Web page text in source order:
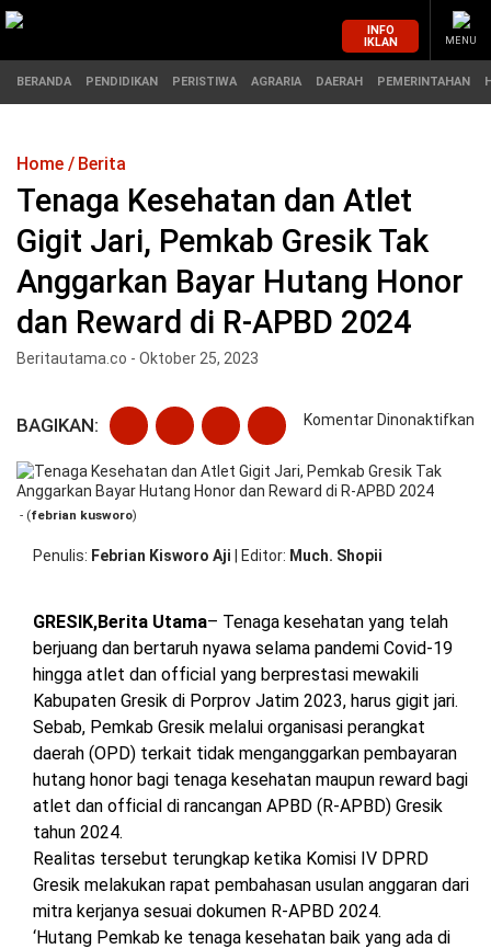
MASUK
BERANDA
PERISTIWA
OPINI
PENDIDIKAN
HUKUM
HIBURAN
REDAKSI
TENTANG
KAMI
KERJASAMA
PEDOMAN
MEDIA
CYBER
INFO
IKLAN
MENU
BERANDA PENDIDIKAN PERISTIWA AGRARIA DAERAH PEMERINTAHAN
Home Berita
Tenaga Kesehatan dan Atlet
Gigit Jari, Pemkab Gresik Tak
Anggarkan Bayar Hutang Honor
dan Reward di R-APBD 2024
Beritautama.co - Oktober 25, 2023
BAGIKAN: Komentar Dinonaktifkan
- (febrian kusworo)
Penulis Febrian Kisworo Aji Editor Much. Shopii
GRESIK,Berita Utama– Tenaga kesehatan yang telah
berjuang dan bertaruh nyawa selama pandemi Covid-19
hingga atlet dan official yang berprestasi mewakili
Kabupaten Gresik di Porprov Jatim 2023, harus gigit jari.
Sebab, Pemkab Gresik melalui organisasi perangkat
daerah (OPD) terkait tidak menganggarkan pembayaran
hutang honor bagi tenaga kesehatan maupun reward bagi
atlet dan official di rancangan APBD (R-APBD) Gresik
tahun 2024.
Realitas tersebut terungkap ketika Komisi IV DPRD
Gresik melakukan rapat pembahasan usulan anggaran dari
mitra kerjanya sesuai dokumen R-APBD 2024.
‘Hutang Pemkab ke tenaga kesehatan baik yang ada di